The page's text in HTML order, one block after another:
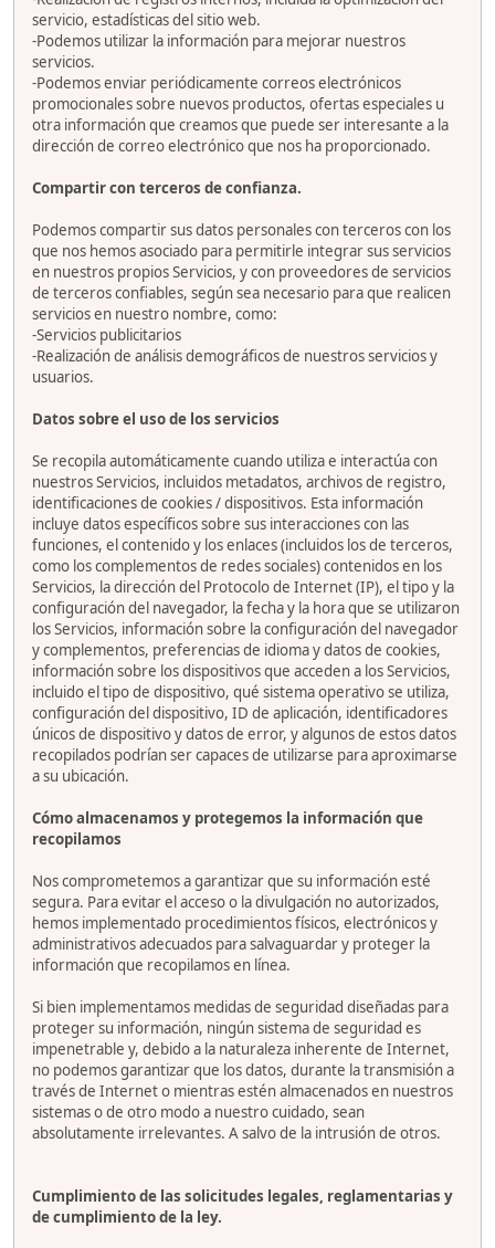
servicio, estadísticas del sitio web.
-Podemos utilizar la información para mejorar nuestros
servicios.
-Podemos enviar periódicamente correos electrónicos
promocionales sobre nuevos productos, ofertas especiales u
otra información que creamos que puede ser interesante a la
dirección de correo electrónico que nos ha proporcionado.
Compartir con terceros de confianza.
Podemos compartir sus datos personales con terceros con los
que nos hemos asociado para permitirle integrar sus servicios
en nuestros propios Servicios, y con proveedores de servicios
de terceros confiables, según sea necesario para que realicen
servicios en nuestro nombre, como:
-Servicios publicitarios
-Realización de análisis demográficos de nuestros servicios y
usuarios.
Datos sobre el uso de los servicios
Se recopila automáticamente cuando utiliza e interactúa con
nuestros Servicios, incluidos metadatos, archivos de registro,
identificaciones de cookies / dispositivos. Esta información
incluye datos específicos sobre sus interacciones con las
funciones, el contenido y los enlaces (incluidos los de terceros,
como los complementos de redes sociales) contenidos en los
Servicios, la dirección del Protocolo de Internet (IP), el tipo y la
configuración del navegador, la fecha y la hora que se utilizaron
los Servicios, información sobre la configuración del navegador
y complementos, preferencias de idioma y datos de cookies,
información sobre los dispositivos que acceden a los Servicios,
incluido el tipo de dispositivo, qué sistema operativo se utiliza,
configuración del dispositivo, ID de aplicación, identificadores
únicos de dispositivo y datos de error, y algunos de estos datos
recopilados podrían ser capaces de utilizarse para aproximarse
a su ubicación.
Cómo almacenamos y protegemos la información que
recopilamos
Nos comprometemos a garantizar que su información esté
segura. Para evitar el acceso o la divulgación no autorizados,
hemos implementado procedimientos físicos, electrónicos y
administrativos adecuados para salvaguardar y proteger la
información que recopilamos en línea.
Si bien implementamos medidas de seguridad diseñadas para
proteger su información, ningún sistema de seguridad es
impenetrable y, debido a la naturaleza inherente de Internet,
no podemos garantizar que los datos, durante la transmisión a
través de Internet o mientras estén almacenados en nuestros
sistemas o de otro modo a nuestro cuidado, sean
absolutamente irrelevantes. A salvo de la intrusión de otros.
Cumplimiento de las solicitudes legales, reglamentarias y
de cumplimiento de la ley.